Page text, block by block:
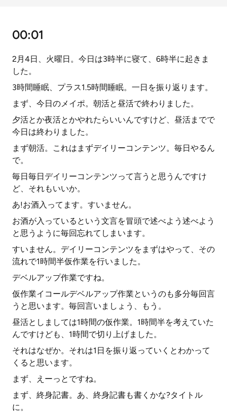
00:01
2月4日、火曜日。今日は3時半に寝て、6時半に起きま
した。
3時間睡眠、プラス1.5時間睡眠。一日を振り返ります。
まず、今日のメイポ。朝活と昼活で終わりました。
夕活とか夜活とかやれたらいいんですけど、昼活までで
今日は終わりました。
まず朝活。これはまずデイリーコンテンツ。毎日やるん
で。
毎日毎日デイリーコンテンツって言うと思うんですけ
ど、それもいいか。
あ!お酒入ってます。すいません。
お酒が入っているという文言を冒頭で述べよう述べよう
と思うように毎回忘れてしまいます。
すいません。デイリーコンテンツをまずはやって、その
流れで1時間半仮作業を行いました。
デベルアップ作業ですね。
仮作業イコールデベルアップ作業というのも多分毎回言
うと思います。毎回言いましょう、もう。
昼活としましては1時間の仮作業。1時間半を考えていた
んですけども、1時間で切り上げました。
それはなぜか。それは1日を振り返っていくとわかって
くると思います。
まず、えーっとですね。
まず、終身記書。あ、終身記書も書くかな?タイトル
に。